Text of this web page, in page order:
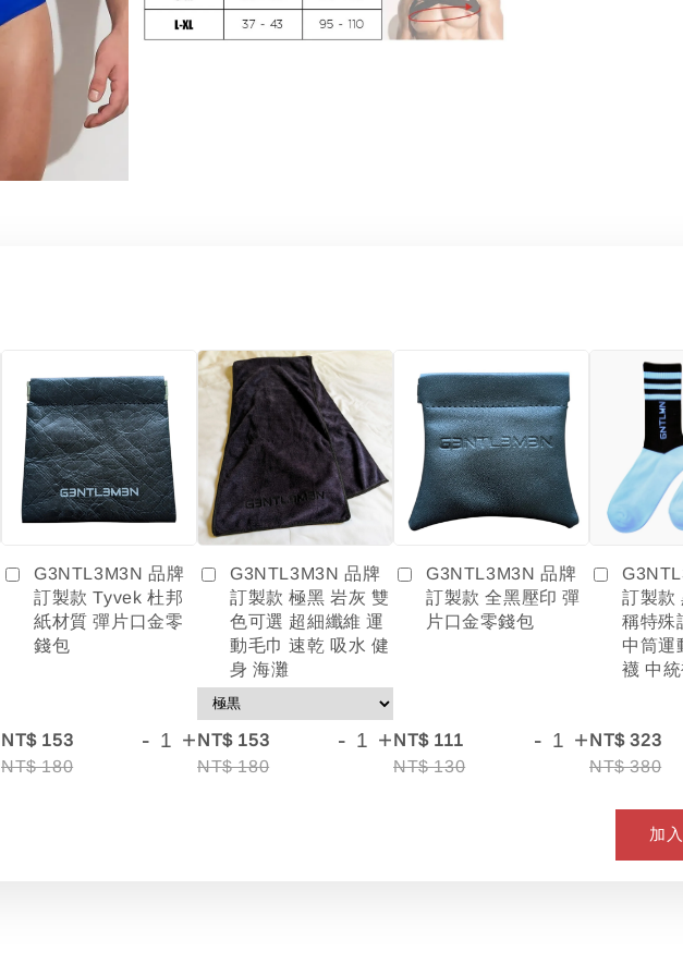
G3NTL3M3N 品牌
訂製款 Tyvek 杜邦
紙材質 彈片口金零
錢包
NT$ 153
NT$ 180
- +
G3NTL3M3N 品牌
訂製款 極黑 岩灰 雙
色可選 超細纖維 運
動毛巾 速乾 吸水 健
身 海灘
NT$ 153
NT$ 180
- +
G3NTL3M3N 品牌
訂製款 全黑壓印 彈
片口金零錢包
NT$ 111
NT$ 130
- +
訂製款
稱特殊
中筒運
襪 中
NT$ 323
NT$ 380
加